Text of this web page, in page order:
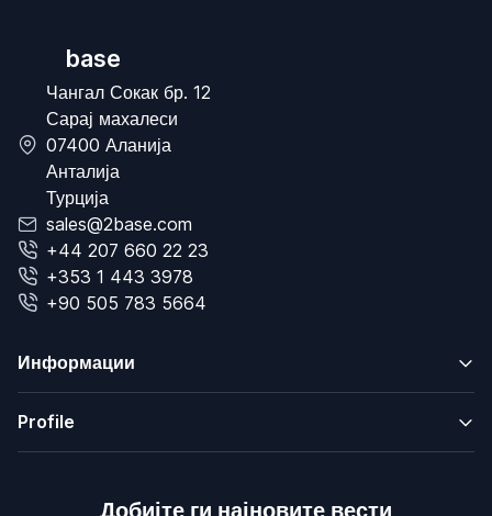
base
Чангал Сокак бр. 12
Сарај махалеси
07400 Аланија
Анталија
Турција
sales@2base.com
+44 207 660 22 23
+353 1 443 3978
+90 505 783 5664
Информации
Profile
Добијте ги најновите вести